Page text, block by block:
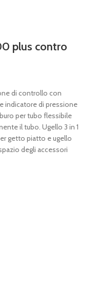
plus contro
di controllo con
indicatore di pressione
per tubo flessibile
il tubo. Ugello 3 in 1
getto piatto e ugello
degli accessori